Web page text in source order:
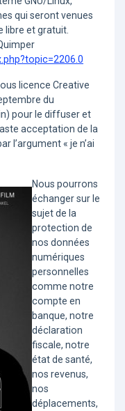
qui seront venues
libre et gratuit.
licence Creative
du
pour le diffuser et
acceptation de la
l’argument « je n’ai
Nous pourrons
échanger sur le
sujet de la
protection de
nos données
numériques
personnelles
comme notre
compte en
banque, notre
déclaration
fiscale, notre
état de santé,
nos revenus,
nos
déplacements,